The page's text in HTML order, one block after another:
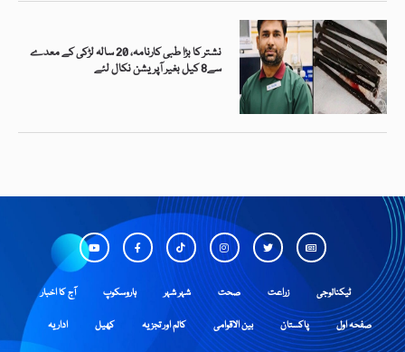
نشتر کا بڑا طبی کارنامہ، 20 سالہ لڑکی کے معدے
سے8 کیل بغیر آپریشن نکال لئے
آج کا اخبار ہاروسکوپ شہر شہر صحت زراعت ٹیکنالوجی
اداریہ کھیل کالم اور تجزیہ بین الاقوامی پاکستان صفحہ اول